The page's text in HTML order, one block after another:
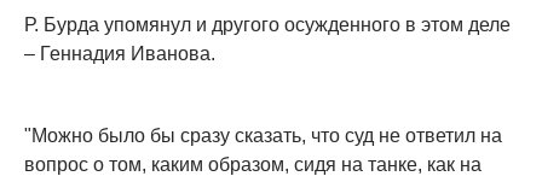
Р. Бурда упомянул и другого осужденного в этом деле
– Геннадия Иванова.
"Можно было бы сразу сказать, что суд не ответил на
вопрос о том, каким образом, сидя на танке, как на